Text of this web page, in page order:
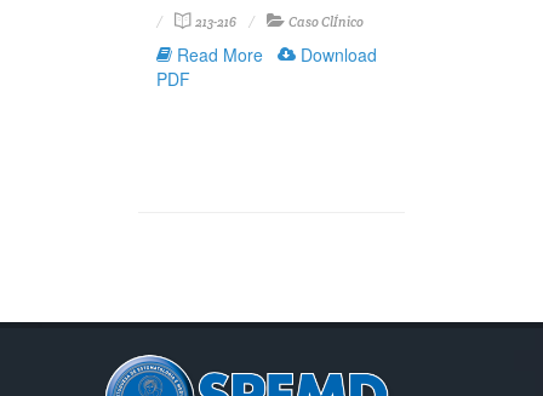
213-216
Caso ClÍnico
Read More
Download
PDF